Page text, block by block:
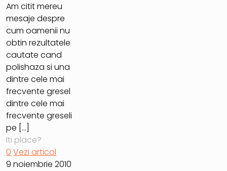
Am citit mereu
mesaje despre
cum oamenii nu
obtin rezultatele
cautate cand
polishaza si una
dintre cele mai
frecvente gresel
dintre cele mai
frecvente greseli
pe […]
Iti place?
0 Vezi articol
9 noiembrie 2010